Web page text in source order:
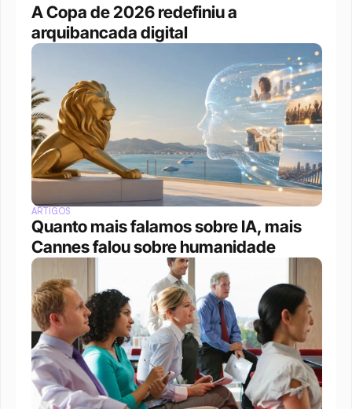
A Copa de 2026 redefiniu a
arquibancada digital
ARTIGOS
Quanto mais falamos sobre IA, mais
Cannes falou sobre humanidade